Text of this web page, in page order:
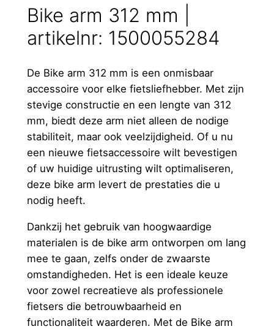
n
t
a
Bike arm 312 mm |
artikelnr: 1500055284
De Bike arm 312 mm is een onmisbaar
accessoire voor elke fietsliefhebber. Met zijn
stevige constructie en een lengte van 312
mm, biedt deze arm niet alleen de nodige
stabiliteit, maar ook veelzijdigheid. Of u nu
een nieuwe fietsaccessoire wilt bevestigen
of uw huidige uitrusting wilt optimaliseren,
deze bike arm levert de prestaties die u
nodig heeft.
Dankzij het gebruik van hoogwaardige
materialen is de bike arm ontworpen om lang
mee te gaan, zelfs onder de zwaarste
omstandigheden. Het is een ideale keuze
voor zowel recreatieve als professionele
fietsers die betrouwbaarheid en
functionaliteit waarderen. Met de Bike arm